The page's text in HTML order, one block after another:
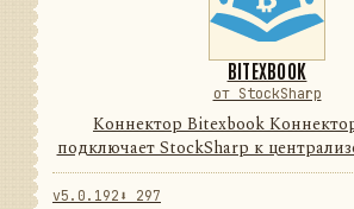
BITEXBOOK
от StockSharp
Коннектор Bitexbook
подключает StockSharp к
цифровых активов. Он
операции провайдера в единую
v5.0.192 ⬇ 297